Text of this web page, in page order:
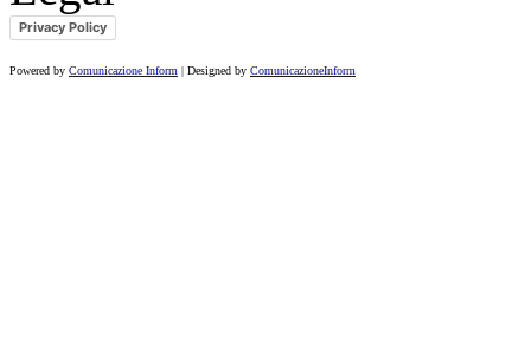
Privacy Policy
Powered by Comunicazione Inform | Designed by ComunicazioneInform